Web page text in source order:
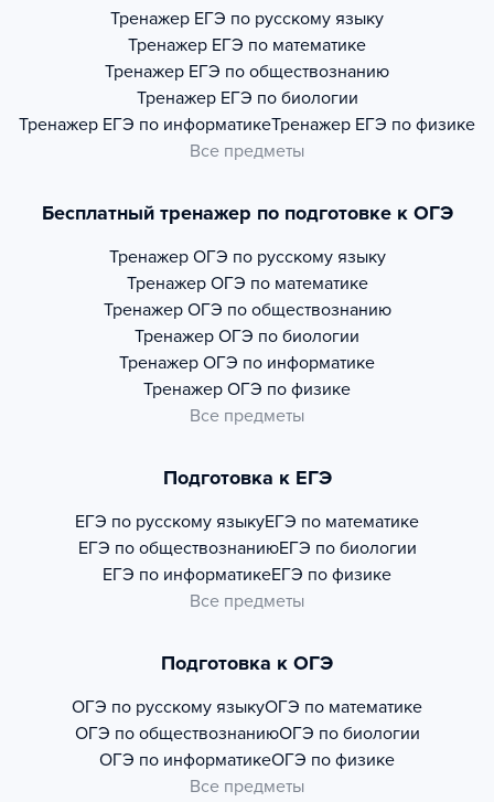
Тренажер ЕГЭ по русскому языку
Тренажер ЕГЭ по математике
Тренажер ЕГЭ по обществознанию
Тренажер ЕГЭ по биологии
Тренажер ЕГЭ по информатикеТренажер ЕГЭ по физике
Все предметы
Бесплатный тренажер по подготовке к ОГЭ
Тренажер ОГЭ по русскому языку
Тренажер ОГЭ по математике
Тренажер ОГЭ по обществознанию
Тренажер ОГЭ по биологии
Тренажер ОГЭ по информатике
Тренажер ОГЭ по физике
Все предметы
Подготовка к ЕГЭ
ЕГЭ по русскому языкуЕГЭ по математике
ЕГЭ по обществознаниюЕГЭ по биологии
ЕГЭ по информатикеЕГЭ по физике
Все предметы
Подготовка к ОГЭ
ОГЭ по русскому языкуОГЭ по математике
ОГЭ по обществознаниюОГЭ по биологии
ОГЭ по информатикеОГЭ по физике
Все предметы